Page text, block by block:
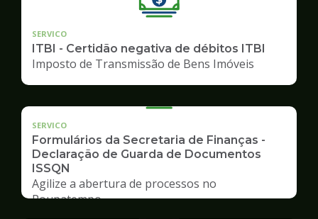
SERVICO
ITBI - Certidão negativa de débitos ITBI
Imposto de Transmissão de Bens Imóveis
SERVICO
Formulários da Secretaria de Finanças -
Declaração de Guarda de Documentos
ISSQN
Agilize a abertura de processos no
Poupatempo